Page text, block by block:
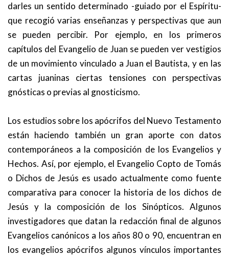
darles un sentido determinado -guiado por el Espíritu-
que recogió varias enseñanzas y perspectivas que aun
se pueden percibir. Por ejemplo, en los primeros
capítulos del Evangelio de Juan se pueden ver vestigios
de un movimiento vinculado a Juan el Bautista, y en las
cartas juaninas ciertas tensiones con perspectivas
gnósticas o previas al gnosticismo.
Los estudios sobre los apócrifos del Nuevo Testamento
están haciendo también un gran aporte con datos
contemporáneos a la composición de los Evangelios y
Hechos. Así, por ejemplo, el Evangelio Copto de Tomás
o Dichos de Jesús es usado actualmente como fuente
comparativa para conocer la historia de los dichos de
Jesús y la composición de los Sinópticos. Algunos
investigadores que datan la redacción final de algunos
Evangelios canónicos a los años 80 o 90, encuentran en
los evangelios apócrifos algunos vínculos importantes